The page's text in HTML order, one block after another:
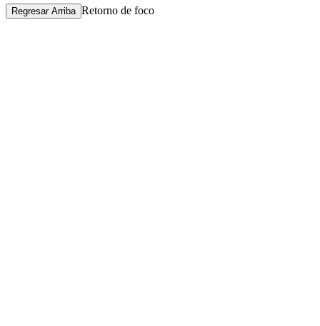
Regresar Arriba Retorno de foco